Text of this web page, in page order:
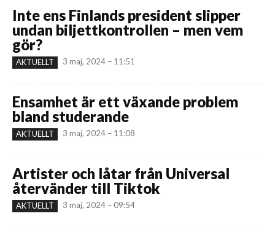
Inte ens Finlands president slipper
undan biljettkontrollen – men vem
gör?
AKTUELLT 3 maj, 2024 – 11:51
Ensamhet är ett växande problem
bland studerande
AKTUELLT 3 maj, 2024 – 11:08
Artister och låtar från Universal
återvänder till Tiktok
AKTUELLT 3 maj, 2024 – 09:54